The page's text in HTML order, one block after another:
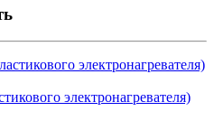
электронагревателя)